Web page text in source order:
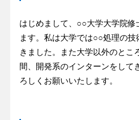
はじめまして、○○大学大学院修
ます。私は大学では○○処理の技
きました。また大学以外のとこ
間、開発系のインターンをして
ろしくお願いいたします。